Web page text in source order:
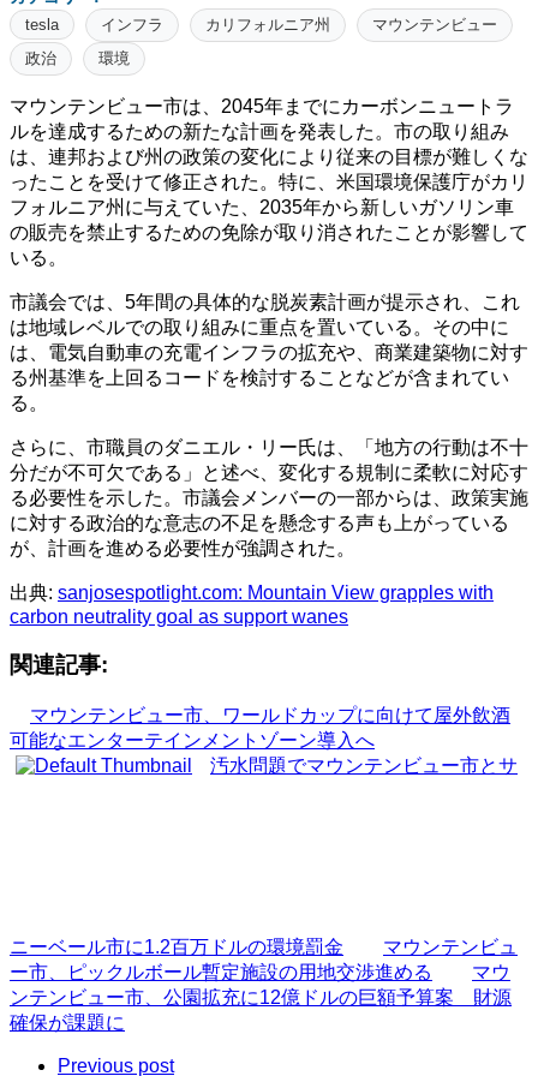
tesla インフラ カリフォルニア州
マウンテンビュー
政治
環境
マウンテンビュー市は、2045年までにカーボンニュートラ
ルを達成するための新たな計画を発表した。市の取り組み
は、連邦および州の政策の変化により従来の目標が難しくな
ったことを受けて修正された。特に、米国環境保護庁がカリ
フォルニア州に与えていた、2035年から新しいガソリン車
の販売を禁止するための免除が取り消されたことが影響して
いる。
市議会では、5年間の具体的な脱炭素計画が提示され、これ
は地域レベルでの取り組みに重点を置いている。その中に
は、電気自動車の充電インフラの拡充や、商業建築物に対す
る州基準を上回るコードを検討することなどが含まれてい
る。
さらに、市職員のダニエル・リー氏は、「地方の行動は不十
分だが不可欠である」と述べ、変化する規制に柔軟に対応す
る必要性を示した。市議会メンバーの一部からは、政策実施
に対する政治的な意志の不足を懸念する声も上がっている
が、計画を進める必要性が強調された。
出典: sanjosespotlight.com: Mountain View grapples with
carbon neutrality goal as support wanes
関連記事:
マウンテンビュー市、ワールドカップに向けて屋外飲酒
可能なエンターテインメントゾーン導入へ
汚水問題でマウンテンビュー市とサ
ニーベール市に1.2百万ドルの環境罰金
マウンテンビュ
ー市、ピックルボール暫定施設の用地交渉進める
マウ
ンテンビュー市、公園拡充に12億ドルの巨額予算案 財源
確保が課題に
Previous post